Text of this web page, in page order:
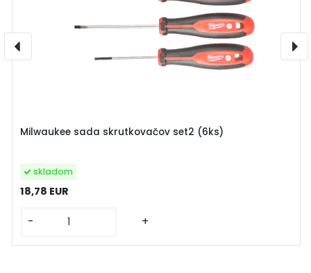
Milwaukee sada skrutkovačov set2 (6ks)
18,78 EUR
- +
skladom